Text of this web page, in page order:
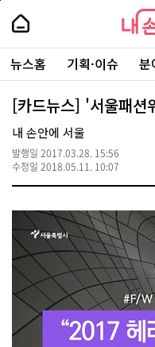
본
로
가
내
손
안
에
서
울
-
서
울
시
대
표
소
포
내
손
에
울
주
요
서
뉴스홈 기획·이슈 분
[카드뉴스] '서울패션
내 손안에 서울
발행일 2017.03.28. 15:56
수정일 2018.05.11. 10:07
페
상
단
로